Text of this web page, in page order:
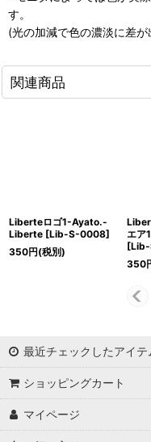
す。
(光の加減で色の濃淡に差が
関連商品
Liberteロゴ1-Ayato.-
Liberte [Lib-S-0008]
350円(税別)
エア
[
350
最近チェックしたアイテ
ショッピングカート
マイページ